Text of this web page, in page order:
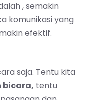
, semakin
komunikasi yang
efektif.
saja. Tentu kita
bicara, tentu